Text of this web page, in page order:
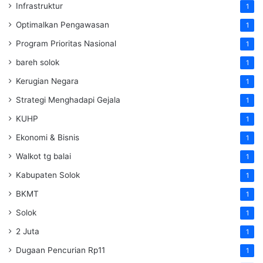
Infrastruktur 1
Optimalkan Pengawasan 1
Program Prioritas Nasional 1
bareh solok 1
Kerugian Negara 1
Strategi Menghadapi Gejala 1
KUHP 1
Ekonomi & Bisnis 1
Walkot tg balai 1
Kabupaten Solok 1
BKMT 1
Solok 1
2 Juta 1
Dugaan Pencurian Rp11 1